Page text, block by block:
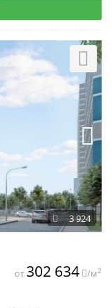
3 924
от 302 634 /м2